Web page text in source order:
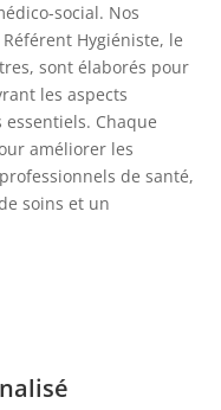
social. Nos
Hygiéniste, le
sont élaborés pour
les aspects
Chaque
améliorer les
de santé,
soins et un